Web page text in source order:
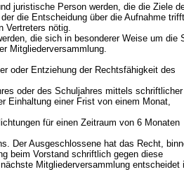
juristische Person werden, die die Ziele
die Entscheidung über die Aufnahme
Vertreters nötig.
die sich in besonderer Weise um die
Mitgliederversammlung.
oder Entziehung der Rechtsfähigkeit des
oder des Schuljahres mittels schriftlicher
einer Frist von einem Monat,
für einen Zeitraum von 6 Monaten
Ausgeschlossene hat das Recht,
Vorstand schriftlich gegen diese
Mitgliederversammlung entscheidet